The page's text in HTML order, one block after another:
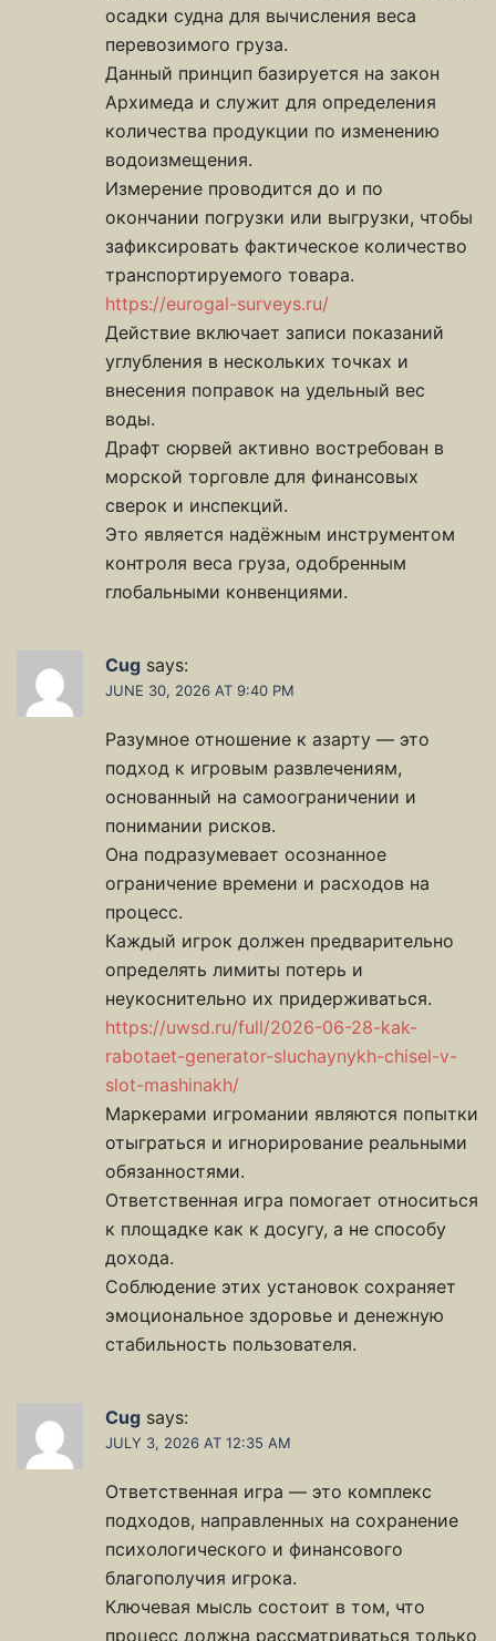
осадки судна для вычисления веса
перевозимого груза.
Данный принцип базируется на закон
Архимеда и служит для определения
количества продукции по изменению
водоизмещения.
Измерение проводится до и по
окончании погрузки или выгрузки, чтобы
зафиксировать фактическое количество
транспортируемого товара.
https://eurogal-surveys.ru/
Действие включает записи показаний
углубления в нескольких точках и
внесения поправок на удельный вес
воды.
Драфт сюрвей активно востребован в
морской торговле для финансовых
сверок и инспекций.
Это является надёжным инструментом
контроля веса груза, одобренным
глобальными конвенциями.
Cug says:
JUNE 30, 2026 AT 9:40 PM
Разумное отношение к азарту — это
подход к игровым развлечениям,
основанный на самоограничении и
понимании рисков.
Она подразумевает осознанное
ограничение времени и расходов на
процесс.
Каждый игрок должен предварительно
определять лимиты потерь и
неукоснительно их придерживаться.
https://uwsd.ru/full/2026-06-28-kak-
rabotaet-generator-sluchaynykh-chisel-v-
slot-mashinakh/
Маркерами игромании являются попытки
отыграться и игнорирование реальными
обязанностями.
Ответственная игра помогает относиться
к площадке как к досугу, а не способу
дохода.
Соблюдение этих установок сохраняет
эмоциональное здоровье и денежную
стабильность пользователя.
Cug says:
JULY 3, 2026 AT 12:35 AM
Ответственная игра — это комплекс
подходов, направленных на сохранение
психологического и финансового
благополучия игрока.
Ключевая мысль состоит в том, что
процесс должна рассматриваться только